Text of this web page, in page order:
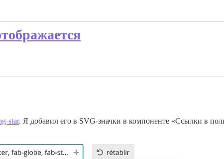
star. Я добавил его в SVG-значки в компоненте «Ссылки в